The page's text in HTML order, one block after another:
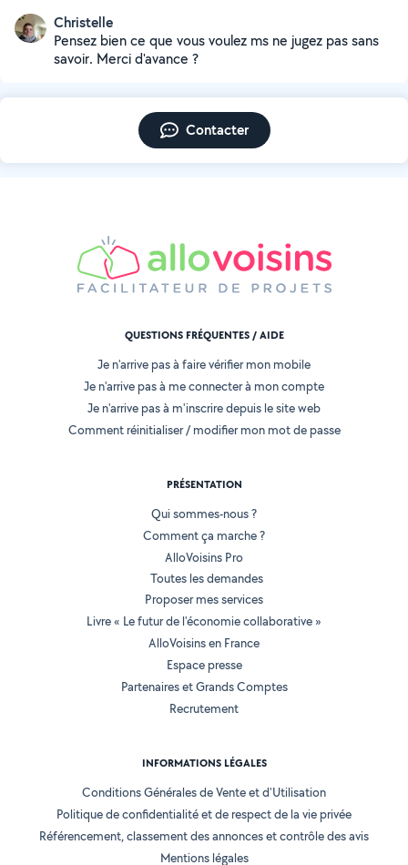
Christelle
Pensez bien ce que vous voulez ms ne jugez pas sans
savoir. Merci d'avance ?
Contacter
QUESTIONS FRÉQUENTES / AIDE
Je n'arrive pas à faire vérifier mon mobile
Je n'arrive pas à me connecter à mon compte
Je n'arrive pas à m'inscrire depuis le site web
Comment réinitialiser / modifier mon mot de passe
PRÉSENTATION
Qui sommes-nous ?
Comment ça marche ?
AlloVoisins Pro
Toutes les demandes
Proposer mes services
Livre « Le futur de l'économie collaborative »
AlloVoisins en France
Espace presse
Partenaires et Grands Comptes
Recrutement
INFORMATIONS LÉGALES
Conditions Générales de Vente et d'Utilisation
Politique de confidentialité et de respect de la vie privée
Référencement, classement des annonces et contrôle des avis
Mentions légales